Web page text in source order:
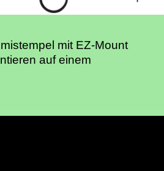
mit EZ-Mount
auf einem